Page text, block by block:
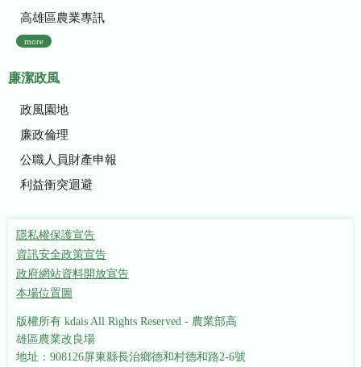
高雄區農業專訊
more
廉潔政風
政風園地
廉政倫理
公職人員財產申報
利益衝突迴避
隱私權保護宣告
資訊安全政策宣告
政府網站資料開放宣告
本場位置圖
版權所有 kdais All Rights Reserved - 農業部高
雄區農業改良場
地址：908126屏東縣長治鄉德和村德和路2-6號